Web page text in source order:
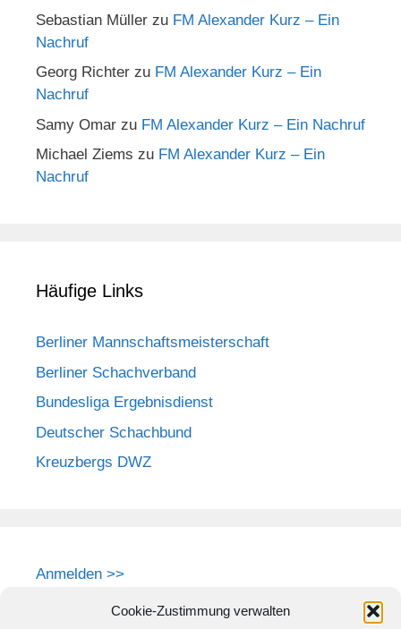
Cookie-Zustimmung verwalten
Sebastian Müller zu FM Alexander Kurz – Ein
Nachruf
Georg Richter zu FM Alexander Kurz – Ein
Nachruf
Samy Omar zu FM Alexander Kurz – Ein Nachruf
Michael Ziems zu FM Alexander Kurz – Ein
Nachruf
Häufige Links
Berliner Mannschaftsmeisterschaft
Berliner Schachverband
Bundesliga Ergebnisdienst
Deutscher Schachbund
Kreuzbergs DWZ
Anmelden >>